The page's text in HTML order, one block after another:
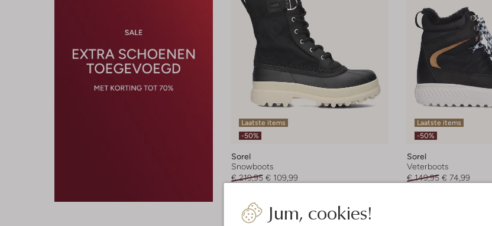
Jum, cookies!
Laatste items
-50%
Sorel
Snowboots
€ 219,95 € 109,99
Laatste items
-50%
Sorel
Veterboots
€ 149,95 € 74,99